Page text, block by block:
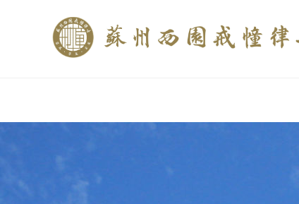
$description = category_description(); } elseif (is_tag()){
trim(strip_tags($description)); ?>